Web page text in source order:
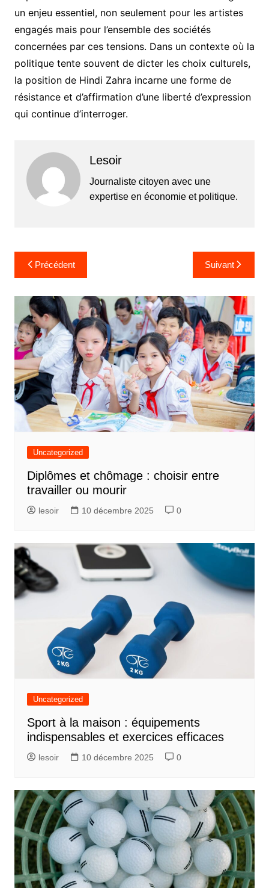
un enjeu essentiel, non seulement pour les artistes
engagés mais pour l’ensemble des sociétés
concernées par ces tensions. Dans un contexte où la
politique tente souvent de dicter les choix culturels,
la position de Hindi Zahra incarne une forme de
résistance et d’affirmation d’une liberté d’expression
qui continue d’interroger.
Lesoir
Journaliste citoyen avec une
expertise en économie et politique.
Navigation
de
l’article
Précédent Suivant
Uncategorized
Diplômes et chômage : choisir entre
travailler ou mourir
lesoir 10 décembre 2025 0
Uncategorized
Sport à la maison : équipements
indispensables et exercices efficaces
lesoir 10 décembre 2025 0